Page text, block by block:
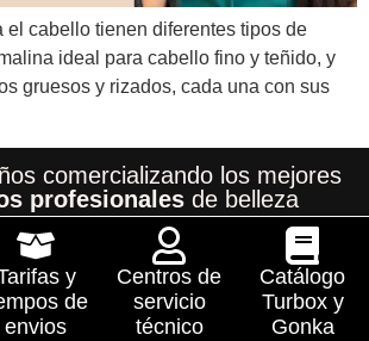
el cabello tienen diferentes tipos de
ideal para cabello fino y teñido, y
gruesos y rizados, cada una con sus
comercializando los mejores
profesionalesde belleza
y
de
envios
Centros de
servicio
técnico
Catálogo
Turbox y
Gonka